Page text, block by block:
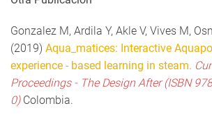
Gonzalez M, Ardila Y, Akle V, Vives M,
(2019) Aqua_matices: Interactive
experience - based learning in steam.
Proceedings - The Design After (ISBN
0)Colombia.